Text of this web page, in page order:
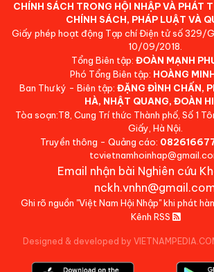
CHÍNH SÁCH TRONG HỘI NHẬP VÀ PHÁT
CHÍNH SÁCH, PHÁP LUẬT VÀ
Giấy phép hoạt động Tạp chí Điện tử số 329/
10/09/2018.
Tổng Biên tập: ĐOÀN MẠNH
Phó Tổng Biên tập: HOÀNG
Ban Thư ký - Biên tập: ĐẶNG ĐÌNH CHẤN,
HÀ, NHẬT QUANG, ĐOÀN
Tòa soạn:T8, Cung Trí thức Thành phố, Số 1
Giấy, Hà Nội.
Truyền thông - Quảng cáo:
Email nhận bài Nghiên cứu
Ghi rõ nguồn "Việt Nam Hội Nhập" khi phát
Kênh RSS
Designed & developed by